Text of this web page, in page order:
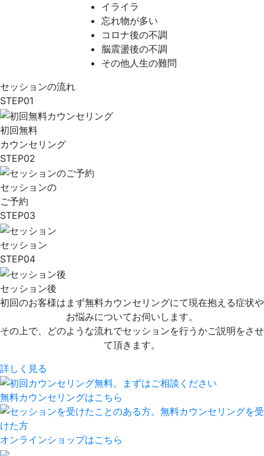
イライラ
忘れ物が多い
コロナ後の不調
脳震盪後の不調
その他人生の難問
セッションの流れ
STEP01
初回無料
カウンセリング
STEP02
セッションの
ご予約
STEP03
セッション
STEP04
セッション後
初回のお客様はまず無料カウンセリングにて現在抱える症状や
お悩みについてお伺いします。
その上で、どのような流れでセッションを行うかご説明をさせ
て頂きます。
詳しく見る
無料カウンセリングはこちら
オンラインショップはこちら